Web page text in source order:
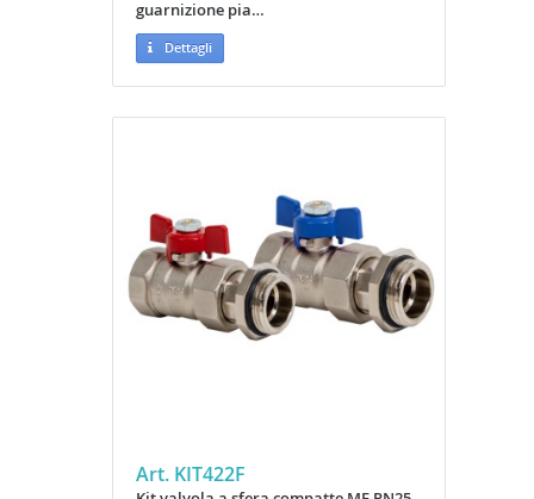
guarnizione pia…
Dettagli
Art. KIT422F